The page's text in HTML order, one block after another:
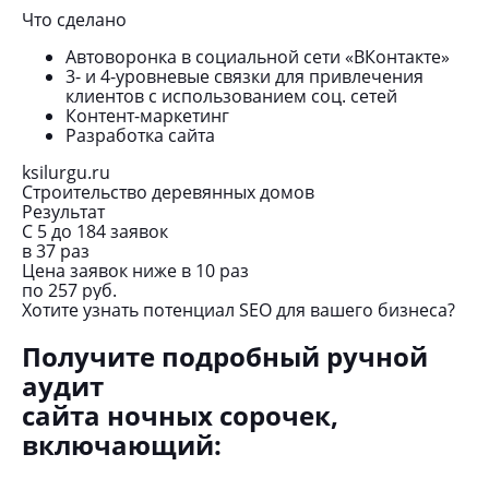
Что сделано
Автоворонка в социальной сети «ВКонтакте»
3- и 4-уровневые связки для привлечения
клиентов с использованием соц. сетей
Контент-маркетинг
Разработка сайта
ksilurgu.ru
Строительство деревянных домов
Результат
С 5 до 184 заявок
в 37 раз
Цена заявок ниже в 10 раз
по 257 руб.
Хотите узнать потенциал SEO для вашего бизнеса?
Получите подробный ручной
аудит
сайта ночных сорочек,
включающий: